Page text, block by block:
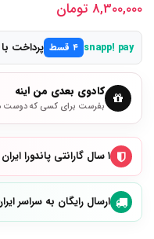
8,300,000 تومان
snapp! pay ۴ قسط پرداخت
کادوی بعدی من اینه
بفرست برای کسی که دوست
۱ سال گارانتی پاندورا ایران
ارسال رایگان به سراسر